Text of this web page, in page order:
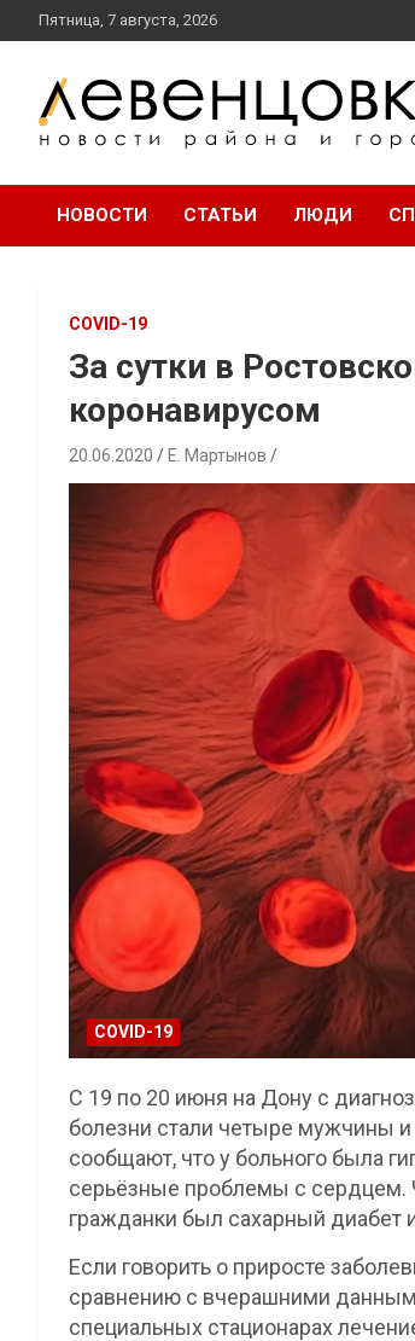
перейти
к
Пятница, 7 августа, 2026
Левенцовка Ру
НОВОСТИ СТАТЬИ ЛЮДИ
COVID-19
За сутки в
коронавирусом
20.06.2020 Е. Мартынов
COVID-19
С 19 по 20 июня на Дону с
болезни стали четыре мужчины
сообщают, что у больного была
серьёзные проблемы с сердцем.
гражданки был сахарный диабет
Если говорить о приросте
сравнению с вчерашними
специальных стационарах